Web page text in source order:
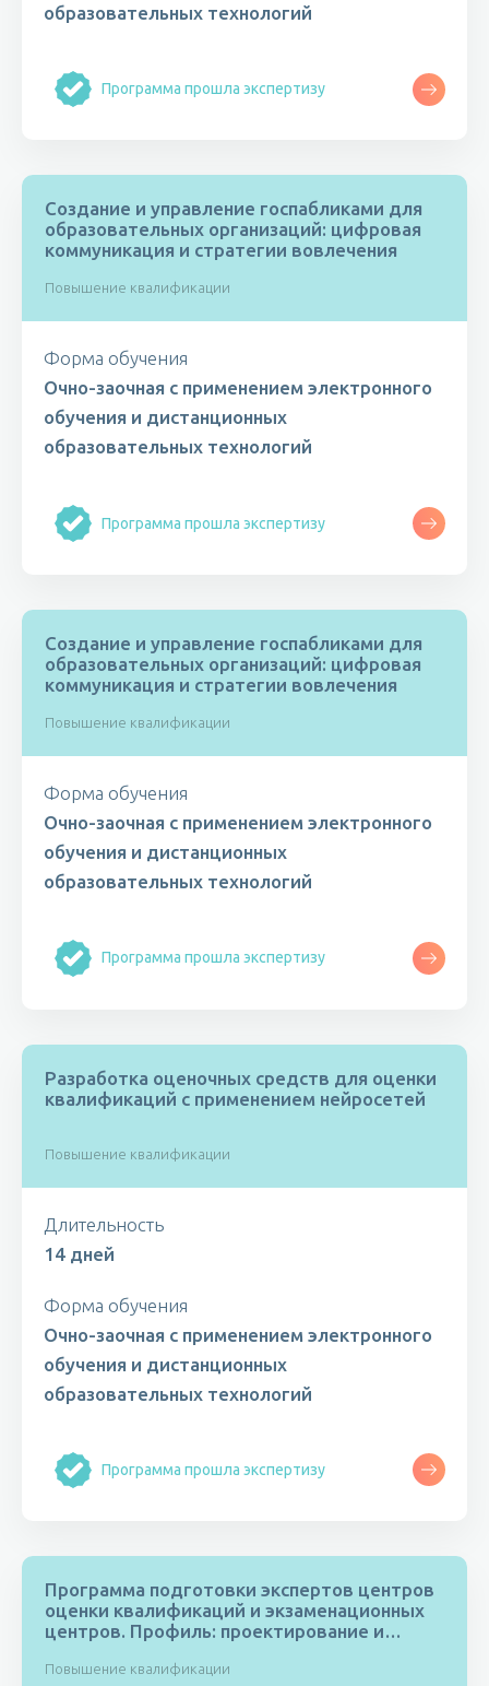
образовательных технологий
Программа прошла экспертизу
Создание и управление госпабликами для
образовательных организаций: цифровая
коммуникация и стратегии вовлечения
Повышение квалификации
Форма обучения
Очно-заочная с применением электронного
обучения и дистанционных
образовательных технологий
Программа прошла экспертизу
Создание и управление госпабликами для
образовательных организаций: цифровая
коммуникация и стратегии вовлечения
Повышение квалификации
Форма обучения
Очно-заочная с применением электронного
обучения и дистанционных
образовательных технологий
Программа прошла экспертизу
Разработка оценочных средств для оценки
квалификаций с применением нейросетей
Повышение квалификации
Длительность
14 дней
Форма обучения
Очно-заочная с применением электронного
обучения и дистанционных
образовательных технологий
Программа прошла экспертизу
Программа подготовки экспертов центров
оценки квалификаций и экзаменационных
центров. Профиль: проектирование и
многоквартирными домами
Повышение квалификации